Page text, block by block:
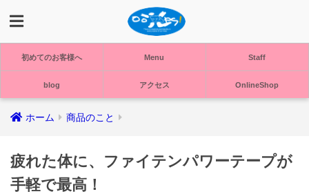
初めてのお客様へ Menu Staff
blog アクセス OnlineShop
ホーム 商品のこと
疲れた体に、ファイテンパワーテープが
手軽で最高！